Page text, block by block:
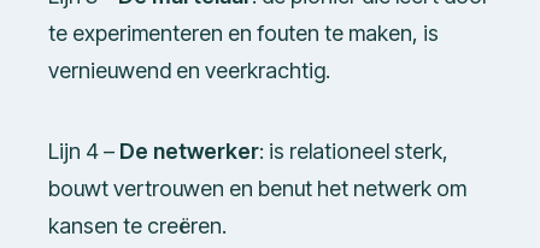
te experimenteren en fouten te maken, is
vernieuwend en veerkrachtig.
Lijn 4 – De netwerker: is relationeel sterk,
bouwt vertrouwen en benut het netwerk om
kansen te creëren.